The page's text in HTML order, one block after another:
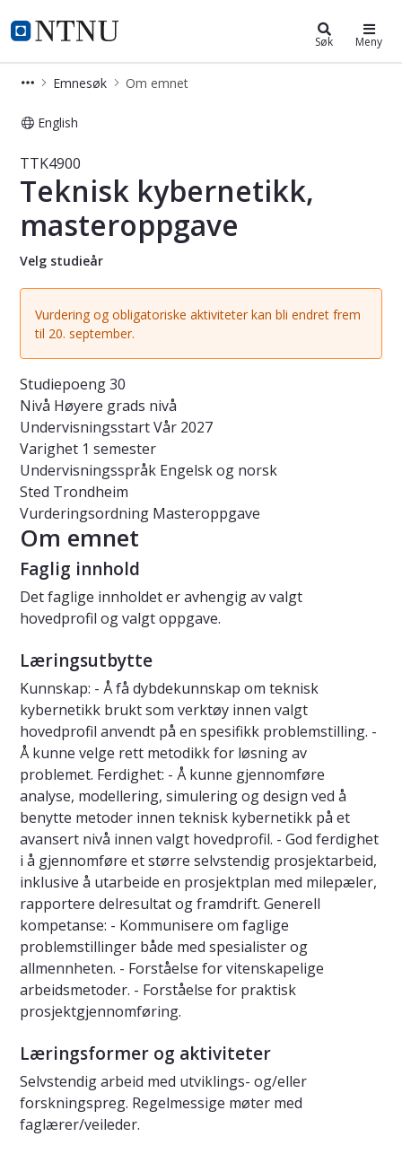
NTNU Hjemmeside
Studier Søk Meny
Emnesøk Om emnet
English
Emne - Teknisk kybernetikk,
TTK4900
Teknisk kybernetikk,
masteroppgave
Velg studieår
Vurdering og obligatoriske aktiviteter kan bli endret frem
til 20. september.
Studiepoeng30
Nivå Høyere grads nivå
UndervisningsstartVår 2027
Varighet 1 semester
Undervisningsspråk Engelsk og norsk
Sted Trondheim
Vurderingsordning Masteroppgave
Om emnet
Faglig innhold
Det faglige innholdet er avhengig av valgt
hovedprofil og valgt oppgave.
Læringsutbytte
Kunnskap: - Å få dybdekunnskap om teknisk
kybernetikk brukt som verktøy innen valgt
hovedprofil anvendt på en spesifikk problemstilling. -
Å kunne velge rett metodikk for løsning av
problemet. Ferdighet: - Å kunne gjennomføre
analyse, modellering, simulering og design ved å
benytte metoder innen teknisk kybernetikk på et
avansert nivå innen valgt hovedprofil. - God ferdighet
i å gjennomføre et større selvstendig prosjektarbeid,
inklusive å utarbeide en prosjektplan med milepæler,
rapportere delresultat og framdrift. Generell
kompetanse: - Kommunisere om faglige
problemstillinger både med spesialister og
allmennheten. - Forståelse for vitenskapelige
arbeidsmetoder. - Forståelse for praktisk
prosjektgjennomføring.
Læringsformer og aktiviteter
Selvstendig arbeid med utviklings- og/eller
forskningspreg. Regelmessige møter med
faglærer/veileder.